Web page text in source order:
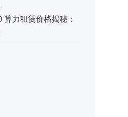
算力租赁价格揭秘：